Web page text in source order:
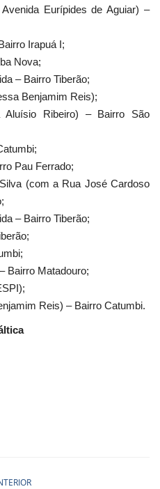
Eurípides de Aguiar) –
Irapuá I;
Nova;
– Bairro Tiberão;
Benjamim Reis);
Ribeiro) – Bairro São
Pau Ferrado;
(com a Rua José Cardoso
– Bairro Tiberão;
Bairro Matadouro;
Reis) – Bairro Catumbi.